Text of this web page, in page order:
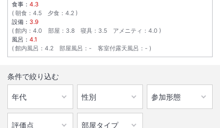
食事： 4.3
朝食 ： 4.5 夕食 ： 4.2
設備： 3.9
館内 ： 4.0 部屋 ： 3.8 寝具 ： 3.5 アメニティ ： 4.0
風呂： 4.1
館内風呂 ： 4.2 部屋風呂 ： - 客室付露天風呂 ： -
条件で絞り込む